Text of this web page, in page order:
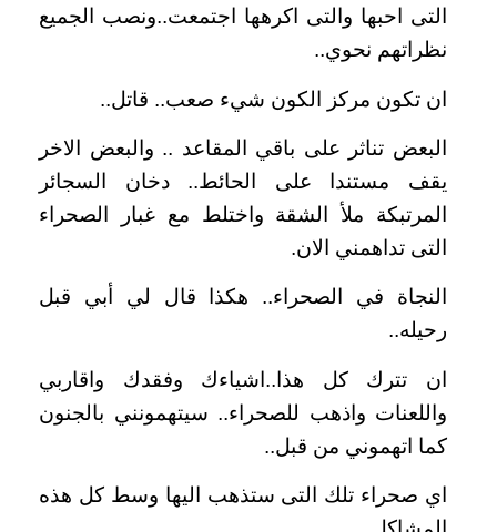
التى احبها والتى اكرهها اجتمعت..ونصب الجميع
نظراتهم نحوي..
ان تكون مركز الكون شيء صعب.. قاتل..
البعض تناثر على باقي المقاعد .. والبعض الاخر
يقف مستندا على الحائط.. دخان السجائر
المرتبكة ملأ الشقة واختلط مع غبار الصحراء
التى تداهمني الان.
النجاة في الصحراء.. هكذا قال لي أبي قبل
رحيله..
ان تترك كل هذا..اشياءك وفقدك واقاربي
واللعنات واذهب للصحراء.. سيتهمونني بالجنون
كما اتهموني من قبل..
اي صحراء تلك التى ستذهب اليها وسط كل هذه